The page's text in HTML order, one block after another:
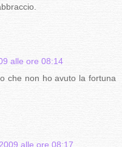
alle ore 08:14
che non ho avuto la fortuna
alle ore 08:17